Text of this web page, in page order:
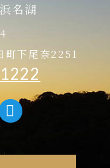
名湖
町下尾奈2251